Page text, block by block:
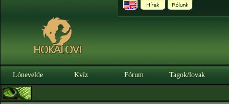
Lónevelde Kvíz Fórum Tagok/lovak